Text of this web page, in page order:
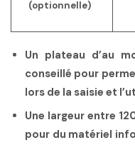
(optionnelle)
Un plateau d’au
conseillé pour
lors de la saisie et
Une largeur entre
pour du matériel